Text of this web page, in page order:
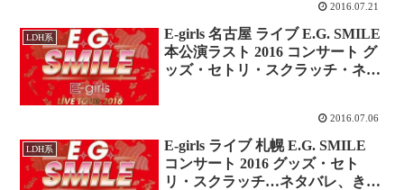
2016.07.21
LDH系
E-girls 名古屋 ライブ E.G. SMILE
本公演ラスト 2016 コンサート グ
ッズ・セトリ・スクラッチ・ネタ
2016.07.06
LDH系
E-girls ライブ 札幌 E.G. SMILE
コンサート 2016 グッズ・セト
リ・スクラッチ…ネタバレ、きた